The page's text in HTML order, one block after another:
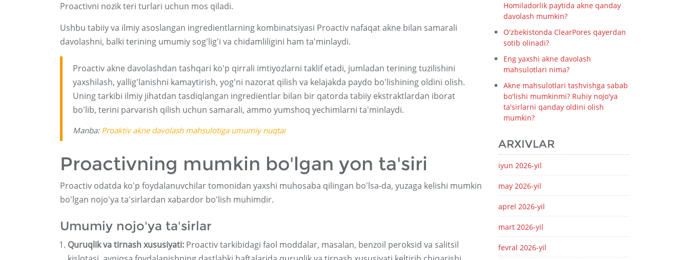
Proactivni nozik teri turlari uchun mos qiladi.
Ushbu tabiiy va ilmiy asoslangan ingredientlarning kombinatsiyasi Proactiv nafaqat akne bilan samarali
davolashni, balki terining umumiy sog'lig'i va chidamliligini ham ta'minlaydi.
Proactiv akne davolashdan tashqari ko'p qirrali imtiyozlarni taklif etadi, jumladan terining tuzilishini
yaxshilash, yallig'lanishni kamaytirish, yog'ni nazorat qilish va kelajakda paydo bo'lishining oldini olish.
Uning tarkibi ilmiy jihatdan tasdiqlangan ingredientlar bilan bir qatorda tabiiy ekstraktlardan iborat
bo'lib, terini parvarish qilish uchun samarali, ammo yumshoq yechimlarni ta'minlaydi.
Manba: Proaktiv akne davolash mahsulotiga umumiy nuqtai
Proactivning mumkin bo'lgan yon ta'siri
Proactiv odatda ko'p foydalanuvchilar tomonidan yaxshi muhosaba qilingan bo'lsa-da, yuzaga kelishi mumkin
bo'lgan nojo'ya ta'sirlardan xabardor bo'lish muhimdir.
Umumiy nojo'ya ta'sirlar
Quruqlik va tirnash xususiyati: Proactiv tarkibidagi faol moddalar, masalan, benzoil peroksid va salitsil
Homiladorlik paytida akne qanday
davolash mumkin?
O'zbekistonda ClearPores qayerdan
sotib olinadi?
Eng yaxshi akne davolash
mahsulotlari nima?
Akne mahsulotlari tashvishga sabab
bo'lishi mumkinmi? Ruhiy nojo'ya
ta'sirlarni qanday oldini olish
mumkin?
ARXIVLAR
iyun 2026-yil
may 2026-yil
aprel 2026-yil
mart 2026-yil
fevral 2026-yil